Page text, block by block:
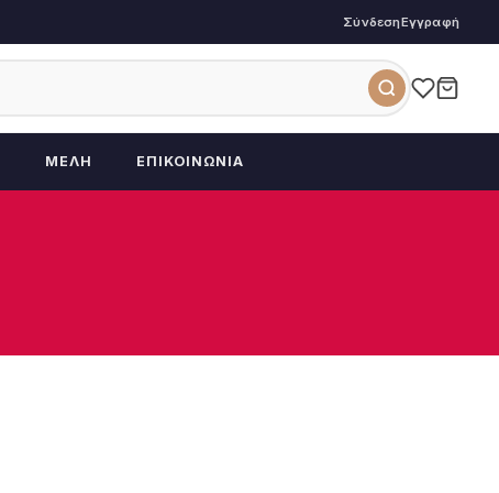
ΣύνδεσηΕγγραφή
ΜΈΛΗ ΕΠΙΚΟΙΝΩΝΊΑ